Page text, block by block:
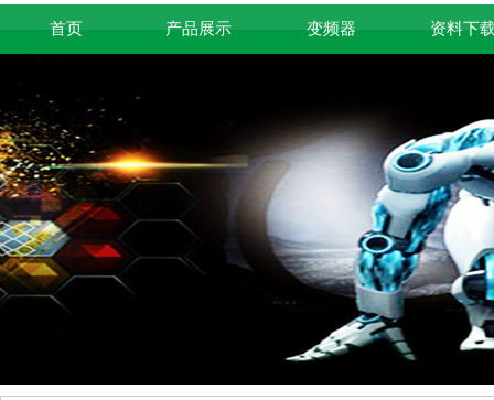
首页 产品展示 变频器 资料下